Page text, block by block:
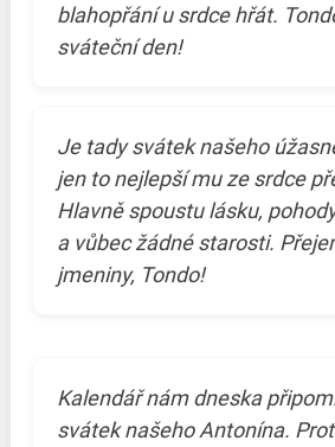
blahopřání u srdce hřát.
sváteční den!
Je tady svátek našeho
jen to nejlepší mu ze srdce
Hlavně spoustu lásku,
a vůbec žádné starosti.
jmeniny, Tondo!
Kalendář nám dneska
svátek našeho Antonína.